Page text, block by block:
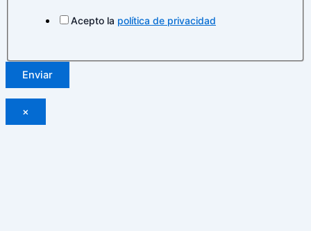
Acepto la política de privacidad
Enviar
×